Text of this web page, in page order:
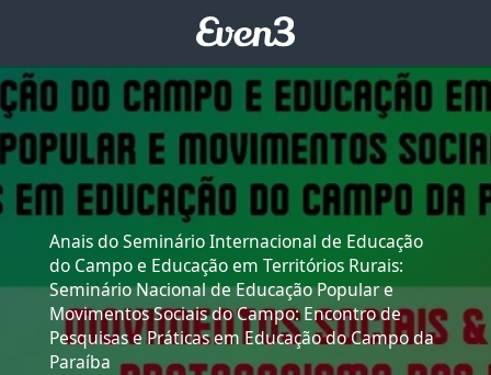
Anais do Seminário Internacional de Educação
do Campo e Educação em Territórios Rurais:
Seminário Nacional de Educação Popular e
Movimentos Sociais do Campo: Encontro de
Pesquisas e Práticas em Educação do Campo da
Paraíba